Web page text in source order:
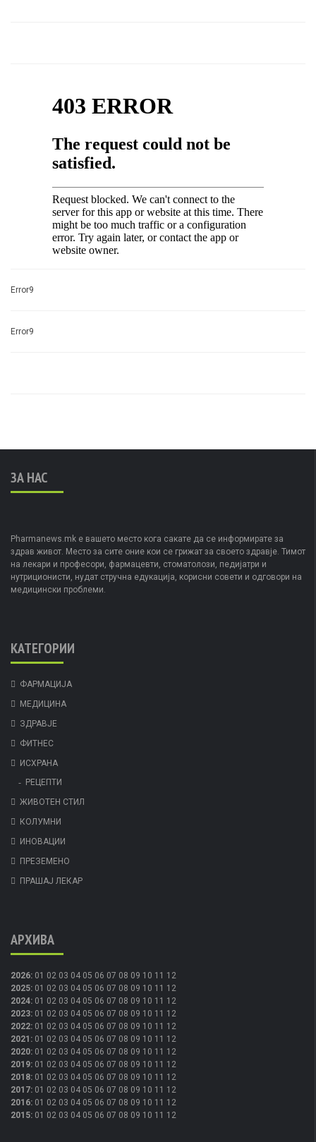
Error9
Error9
ЗА НАС
Pharmanews.mk е вашето место кога сакате да се информирате за
здрав живот. Место за сите оние кои се грижат за своето здравје. Тимот
на лекари и професори, фармацевти, стоматолози, педијатри и
нутриционисти, нудат стручна едукација, корисни совети и одговори на
медицински проблеми.
КАТЕГОРИИ
ФАРМАЦИЈА
МЕДИЦИНА
ЗДРАВЈЕ
ФИТНЕС
ИСХРАНА
РЕЦЕПТИ
ЖИВОТЕН СТИЛ
КОЛУМНИ
ИНОВАЦИИ
ПРЕЗЕМЕНО
ПРАШАЈ ЛЕКАР
АРХИВА
2026: 01 02 03 04 05 06 07 08 09 10 11 12
2025: 01 02 03 04 05 06 07 08 09 10 11 12
2024: 01 02 03 04 05 06 07 08 09 10 11 12
2023: 01 02 03 04 05 06 07 08 09 10 11 12
2022: 01 02 03 04 05 06 07 08 09 10 11 12
2021 : 01 02 03 04 05 06 07 08 09 10 11 12
2020: 01 02 03 04 05 06 07 08 09 10 11 12
2019: 01 02 03 04 05 06 07 08 09 10 11 12
2018: 01 02 03 04 05 06 07 08 09 10 11 12
2017: 01 02 03 04 05 06 07 08 09 10 11 12
2016: 01 02 03 04 05 06 07 08 09 10 11 12
2015: 01 02 03 04 05 06 07 08 09 10 11 12